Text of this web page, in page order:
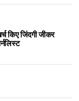
किए जिंदगी जीकर